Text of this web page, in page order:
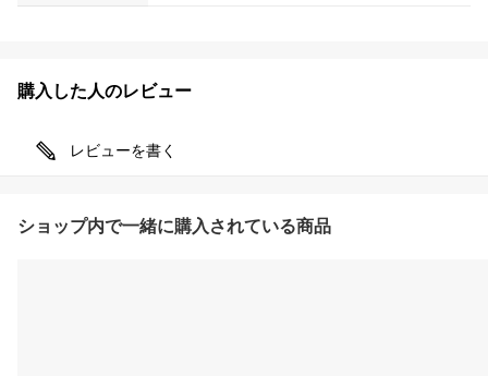
購入した人のレビュー
レビューを書く
ショップ内で一緒に購入されている商品